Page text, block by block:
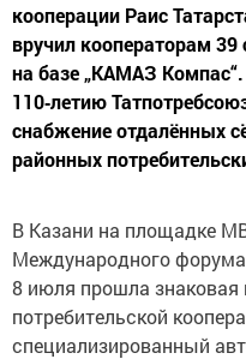
кооперации Раис
вручил кооператорам
на базе „КАМАЗ
110‑летию
снабжение отдалённых
районных
В Казани на площадке
Международного форума
8 июля прошла знаковая
потребительской
специализированный